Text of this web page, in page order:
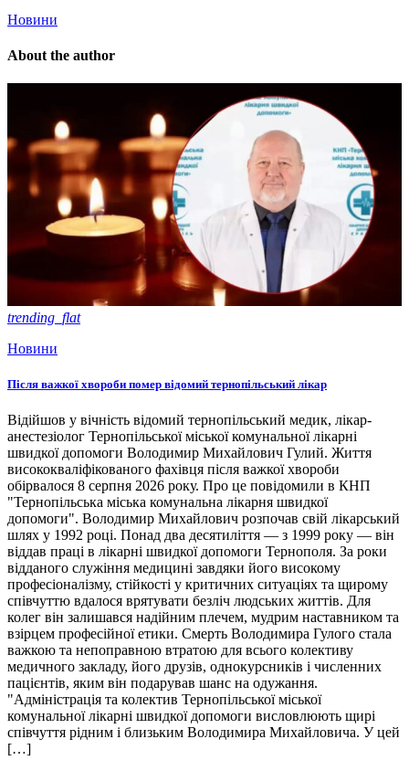
Новини
About the author
trending_flat
Новини
Після важкої хвороби помер відомий тернопільський лікар
Відійшов у вічність відомий тернопільський медик, лікар-
анестезіолог Тернопільської міської комунальної лікарні
швидкої допомоги Володимир Михайлович Гулий. Життя
висококваліфікованого фахівця після важкої хвороби
обірвалося 8 серпня 2026 року. Про це повідомили в КНП
"Тернопільська міська комунальна лікарня швидкої
допомоги". Володимир Михайлович розпочав свій лікарський
шлях у 1992 році. Понад два десятиліття — з 1999 року — він
віддав праці в лікарні швидкої допомоги Тернополя. За роки
відданого служіння медицині завдяки його високому
професіоналізму, стійкості у критичних ситуаціях та щирому
співчуттю вдалося врятувати безліч людських життів. Для
колег він залишався надійним плечем, мудрим наставником та
взірцем професійної етики. Смерть Володимира Гулого стала
важкою та непоправною втратою для всього колективу
медичного закладу, його друзів, однокурсників і численних
пацієнтів, яким він подарував шанс на одужання.
"Адміністрація та колектив Тернопільської міської
комунальної лікарні швидкої допомоги висловлюють щирі
співчуття рідним і близьким Володимира Михайловича. У цей
[…]